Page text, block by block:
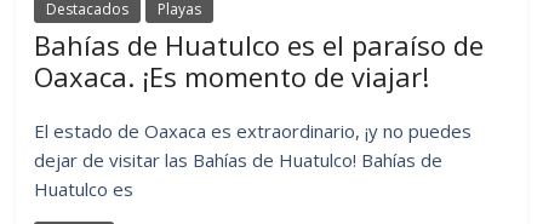
Destacados Playas
Bahías de Huatulco es el paraíso de
Oaxaca. ¡Es momento de viajar!
El estado de Oaxaca es extraordinario, ¡y no puedes
dejar de visitar las Bahías de Huatulco! Bahías de
Huatulco es